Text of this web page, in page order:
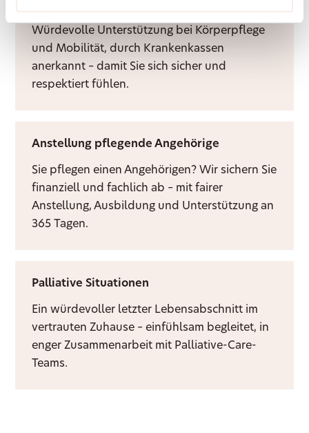
Würdevolle Unterstützung bei Körperpflege
und Mobilität, durch Krankenkassen
anerkannt – damit Sie sich sicher und
respektiert fühlen.
Anstellung pflegende Angehörige
Sie pflegen einen Angehörigen? Wir sichern Sie
finanziell und fachlich ab – mit fairer
Anstellung, Ausbildung und Unterstützung an
365 Tagen.
Palliative Situationen
Ein würdevoller letzter Lebensabschnitt im
vertrauten Zuhause – einfühlsam begleitet, in
enger Zusammenarbeit mit Palliative-Care-
Teams.